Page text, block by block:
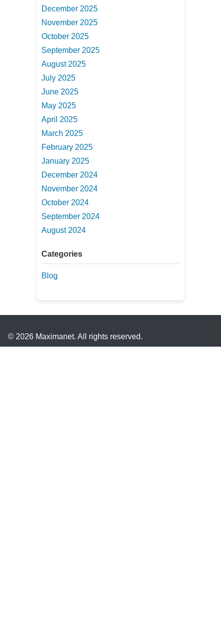
December 2025
November 2025
October 2025
September 2025
August 2025
July 2025
June 2025
May 2025
April 2025
March 2025
February 2025
January 2025
December 2024
November 2024
October 2024
September 2024
August 2024
Categories
Blog
© 2026 Maximanet. All rights reserved.